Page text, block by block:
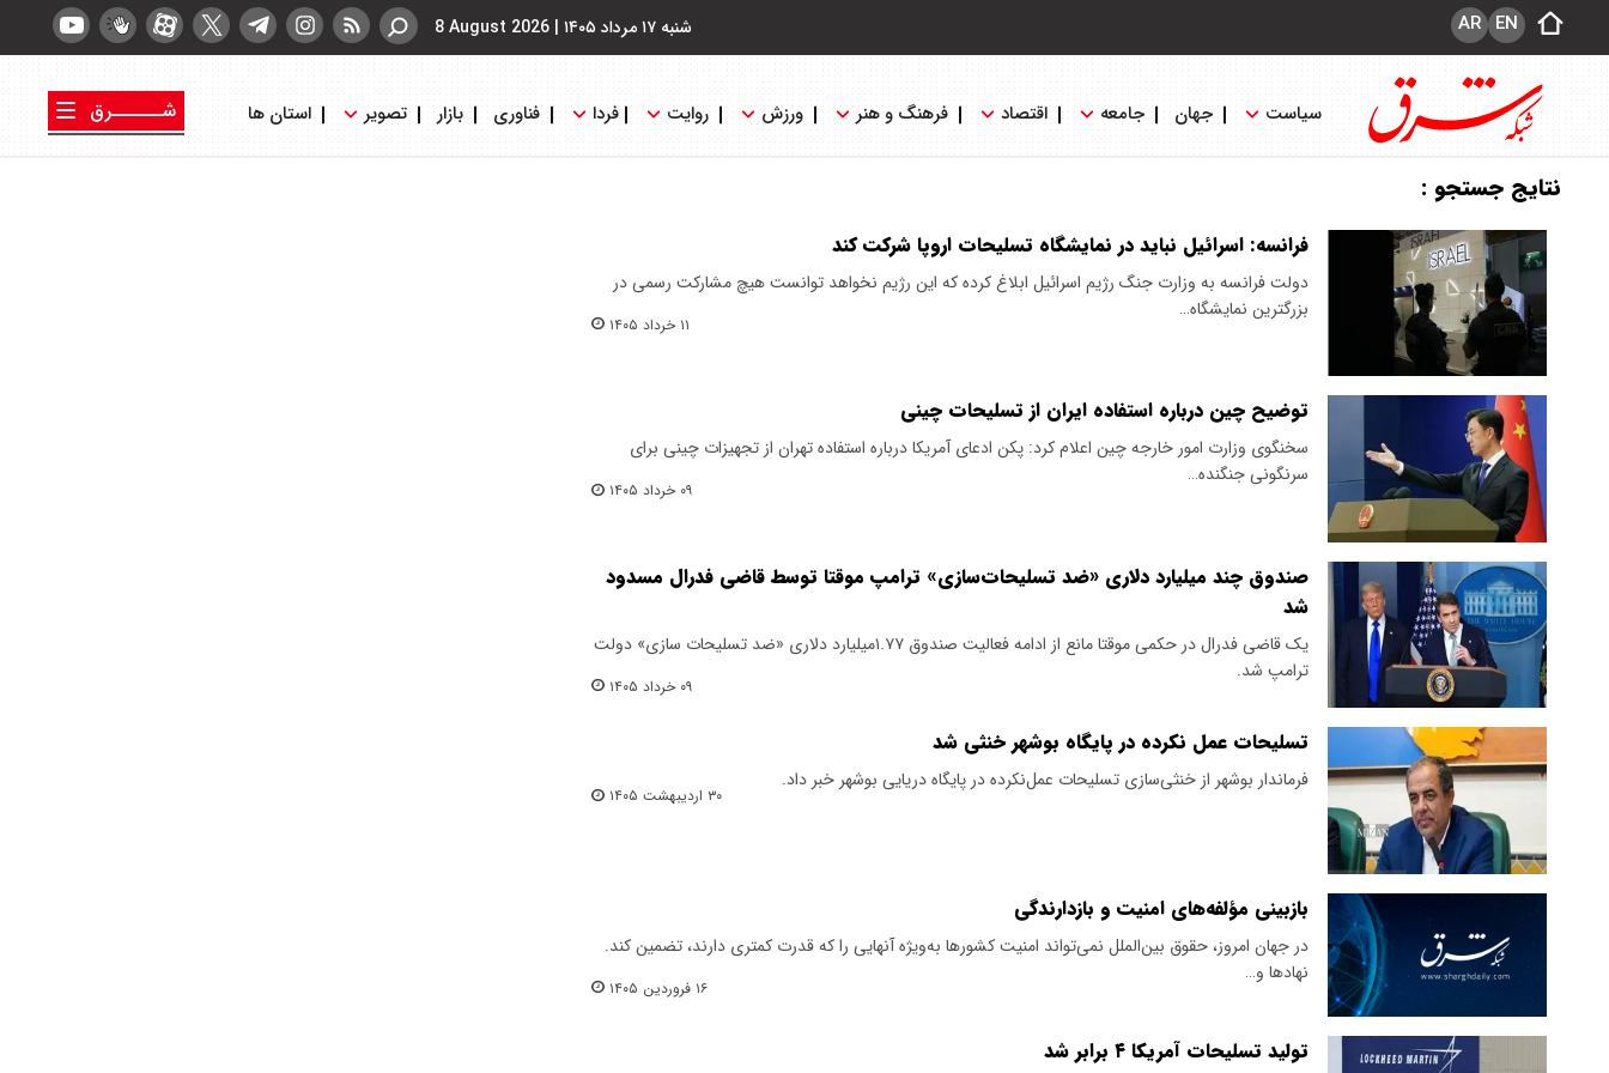
شنبه ۱۷ مرداد ۱۴۰۵ |
8 August 2026 EN
AR
سیاست جهان جامعه اقتصاد فرهنگ و هنر ورزش روایت فردا فناوری بازار تصویر استان ها
شــــــرق
نتایج جستجو :
فرانسه: اسرائیل نباید در نمایشگاه تسلیحات اروپا شرکت کند
دولت فرانسه به وزارت جنگ رژیم اسرائیل ابلاغ کرده که این رژیم نخواهد توانست هیچ مشارکت رسمی در
بزرگترین نمایشگاه…
۱۱ خرداد ۱۴۰۵
توضیح چین درباره استفاده ایران از تسلیحات چینی
سخنگوی وزارت امور خارجه چین اعلام کرد: پکن ادعای آمریکا درباره استفاده تهران از تجهیزات چینی برای
سرنگونی جنگنده…
۰۹ خرداد ۱۴۰۵
صندوق چند میلیارد دلاری «ضد تسلیحات‌سازی» ترامپ موقتا توسط قاضی فدرال مسدود
شد
یک قاضی فدرال در حکمی موقتا مانع از ادامه فعالیت صندوق ۱.۷۷میلیارد دلاری «ضد تسلیحات سازی» دولت
ترامپ شد.
۰۹ خرداد ۱۴۰۵
تسلیحات عمل نکرده در پایگاه بوشهر خنثی شد
فرماندار بوشهر از خنثی‌سازی تسلیحات عمل‌نکرده در پایگاه دریایی بوشهر خبر داد.
۳۰ اردیبهشت ۱۴۰۵
بازبینی مؤلفه‌های امنیت و بازدارندگی
در جهان امروز، حقوق بین‌الملل نمی‌تواند امنیت کشورها ‌به‌ویژه آنهایی را که ‌قدرت کمتری ‌دارند، تضمین کند.
نهادها و…
۱۶ فروردین ۱۴۰۵
تولید تسلیحات آمریکا ۴ برابر شد